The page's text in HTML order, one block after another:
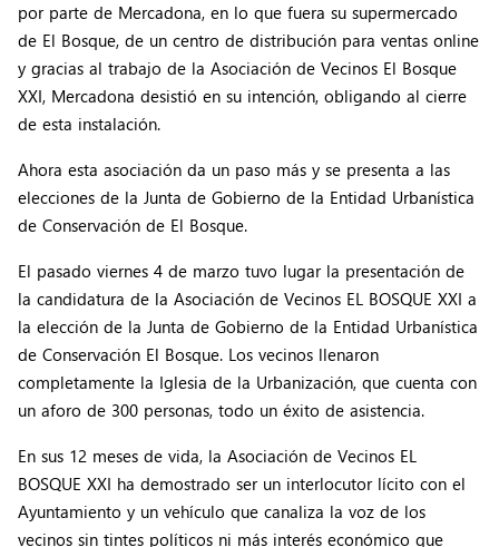
por parte de Mercadona, en lo que fuera su supermercado
de El Bosque, de un centro de distribución para ventas online
y gracias al trabajo de la Asociación de Vecinos El Bosque
XXI, Mercadona desistió en su intención, obligando al cierre
de esta instalación.
Ahora esta asociación da un paso más y se presenta a las
elecciones de la Junta de Gobierno de la Entidad Urbanística
de Conservación de El Bosque.
El pasado viernes 4 de marzo tuvo lugar la presentación de
la candidatura de la Asociación de Vecinos EL BOSQUE XXI a
la elección de la Junta de Gobierno de la Entidad Urbanística
de Conservación El Bosque. Los vecinos llenaron
completamente la Iglesia de la Urbanización, que cuenta con
un aforo de 300 personas, todo un éxito de asistencia.
En sus 12 meses de vida, la Asociación de Vecinos EL
BOSQUE XXI ha demostrado ser un interlocutor lícito con el
Ayuntamiento y un vehículo que canaliza la voz de los
vecinos sin tintes políticos ni más interés económico que